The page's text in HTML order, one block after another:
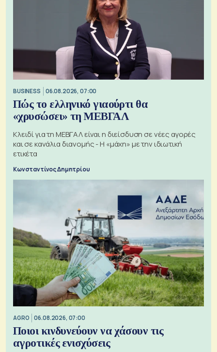
BUSINESS 06.08.2026, 07:00
Πώς το ελληνικό γιαούρτι θα
«χρυσώσει» τη ΜΕΒΓΑΛ
Κλειδί για τη ΜΕΒΓΑΛ είναι η διείσδυση σε νέες αγορές
και σε κανάλια διανομής - Η «μάχη» με την ιδιωτική
ετικέτα
Κωνσταντίνος Δημητρίου
AGRO 06.08.2026, 07:00
Ποιοι κινδυνεύουν να χάσουν τις
αγροτικές ενισχύσεις